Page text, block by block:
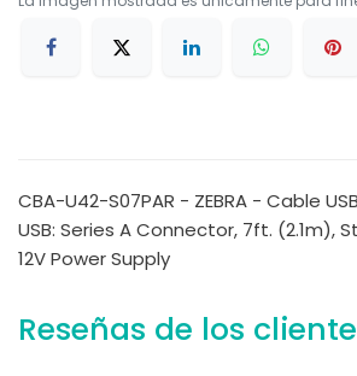
CBA-U42-S07PAR - ZEBRA - Cable
USB: Series A Connector, 7ft. (2.1m),
12V Power Supply
Reseñas de los